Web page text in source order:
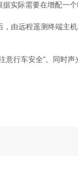
实际需要在增配一个
由远程遥测终端主
意行车安全"。同时